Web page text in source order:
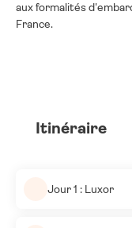
aux formalités
France.
Itinéraire
Jour 1 : Luxor